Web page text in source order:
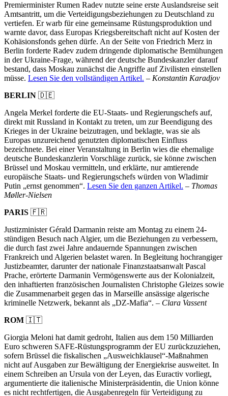
Premierminister Rumen Radev nutzte seine erste Auslandsreise seit
Amtsantritt, um die Verteidigungsbeziehungen zu Deutschland zu
vertiefen. Er warb für eine gemeinsame Rüstungsproduktion und
warnte davor, dass Europas Kriegsbereitschaft nicht auf Kosten der
Kohäsionsfonds gehen dürfe. An der Seite von Friedrich Merz in
Berlin forderte Radev zudem dringende diplomatische Bemühungen
in der Ukraine-Frage, während der deutsche Bundeskanzler darauf
bestand, dass Moskau zunächst die Angriffe auf Zivilisten einstellen
müsse. Lesen Sie den vollständigen Artikel. – Konstantin Karadjov
BERLIN 🇩🇪
Angela Merkel forderte die EU-Staats- und Regierungschefs auf,
direkt mit Russland in Kontakt zu treten, um zur Beendigung des
Krieges in der Ukraine beizutragen, und beklagte, was sie als
Europas unzureichend genutzten diplomatischen Einfluss
bezeichnete. Bei einer Veranstaltung in Berlin wies die ehemalige
deutsche Bundeskanzlerin Vorschläge zurück, sie könne zwischen
Brüssel und Moskau vermitteln, und erklärte, nur amtierende
europäische Staats- und Regierungschefs würden von Wladimir
Putin „ernst genommen“. Lesen Sie den ganzen Artikel. – Thomas
Møller-Nielsen
PARIS 🇫🇷
Justizminister Gérald Darmanin reiste am Montag zu einem 24-
stündigen Besuch nach Algier, um die Beziehungen zu verbessern,
die durch fast zwei Jahre andauernde Spannungen zwischen
Frankreich und Algerien belastet waren. In Begleitung hochrangiger
Justizbeamter, darunter der nationale Finanzstaatsanwalt Pascal
Prache, erörterte Darmanin Vermögenswerte aus der Kolonialzeit,
den inhaftierten französischen Journalisten Christophe Gleizes sowie
die Zusammenarbeit gegen das in Marseille ansässige algerische
kriminelle Netzwerk, bekannt als „DZ-Mafia“. – Clara Vassent
ROM 🇮🇹
Giorgia Meloni hat damit gedroht, Italien aus dem 150 Milliarden
Euro schweren SAFE-Rüstungsprogramm der EU zurückzuziehen,
sofern Brüssel die fiskalischen „Ausweichklausel“-Maßnahmen
nicht auf Ausgaben zur Bewältigung der Energiekrise ausweitet. In
einem Schreiben an Ursula von der Leyen, das Euractiv vorliegt,
argumentierte die italienische Ministerpräsidentin, die Union könne
es nicht rechtfertigen, die Ausgabenregeln für Verteidigung zu